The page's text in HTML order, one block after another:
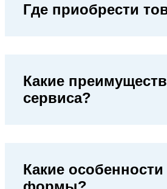
Где приобрести
Какие
сервиса?
Какие